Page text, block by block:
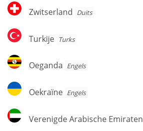
Zwitserland
Zwitserland Duits
Turkije
Turkije Turks
Oeganda
Oeganda Engels
Oekraïne
Oekraïne Engels
Verenigde
Arabische
Verenigde Arabische Emiraten